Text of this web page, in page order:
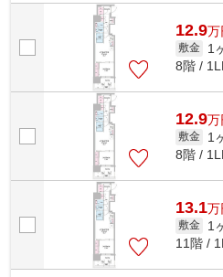
に駅がある物件です。日頃から電車をよく
12.9万
敷金 1
8階 /
12.9万
敷金 1
8階 /
13.1万
敷金 1
11階 /